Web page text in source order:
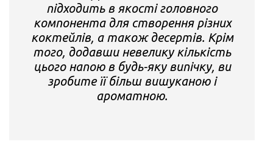
підходить в якості головного
компонента для створення різних
коктейлів, а також десертів. Крім
того, додавши невелику кількість
цього напою в будь-яку випічку, ви
зробите її більш вишуканою і
ароматною.